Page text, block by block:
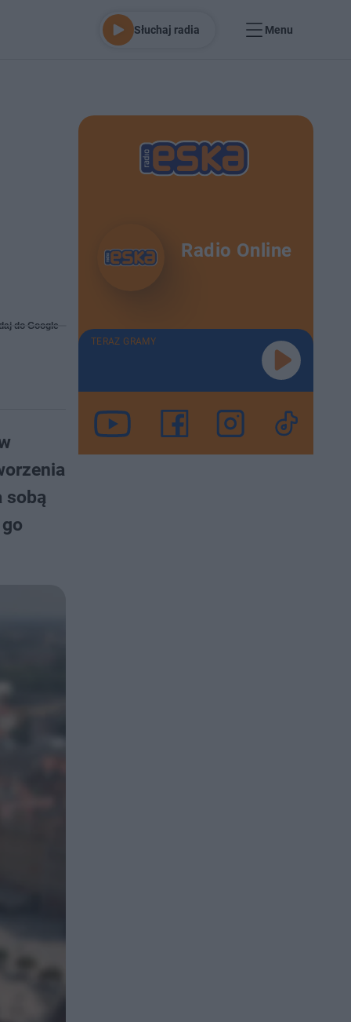
Słuchaj radia Menu
do Google
sobą
Radio Online
TERAZ GRAMY